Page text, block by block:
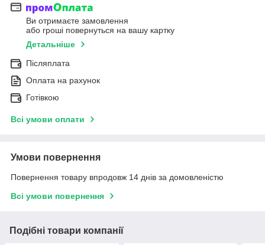
Ви отримаєте замовлення
або гроші повернуться на вашу картку
Детальніше
Післяплата
Оплата на рахунок
Готівкою
Всі умови оплати
Умови повернення
Повернення товару впродовж 14 днів за домовленістю
Всі умови повернення
Подібні товари компанії